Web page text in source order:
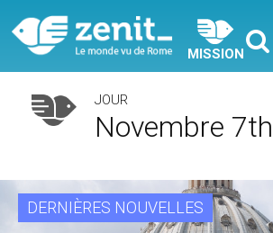
MISSION
JOUR
Novembre
DERNIÈRES NOUVELLES